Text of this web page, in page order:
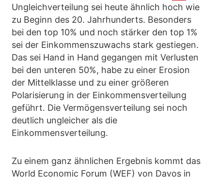
Ungleichverteilung sei heute ähnlich hoch wie
zu Beginn des 20. Jahrhunderts. Besonders
bei den top 10% und noch stärker den top 1%
sei der Einkommenszuwachs stark gestiegen.
Das sei Hand in Hand gegangen mit Verlusten
bei den unteren 50%, habe zu einer Erosion
der Mittelklasse und zu einer größeren
Polarisierung in der Einkommensverteilung
geführt. Die Vermögensverteilung sei noch
deutlich ungleicher als die
Einkommensverteilung.
Zu einem ganz ähnlichen Ergebnis kommt das
World Economic Forum (WEF) von Davos in